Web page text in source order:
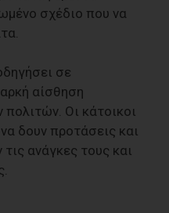
σχέδιο που να
σε
αίσθηση
Οι κάτοικοι
δουν προτάσεις και
ανάγκες τους και